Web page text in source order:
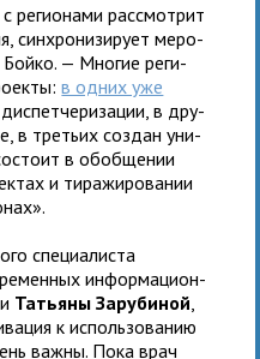
реги­о­нами рас­смот­рит
син­хро­ни­зи­рует меро­
— Многие реги­
в одних уже
в дру­
в тре­тьих создан уни­
в обоб­ще­нии
и тира­жи­ро­ва­нии
спе­ци­а­ли­ста
инфор­ма­ци­он­
Татьяны Зарубиной
к исполь­зо­ва­нию
важны. Пока врач